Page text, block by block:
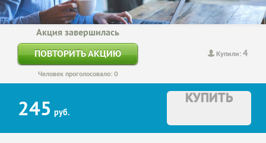
Купили:4
Акция завершилась
ПОВТОРИТЬ АКЦИЮ
Человек проголосовало: 0
245 руб.
КУПИТЬ